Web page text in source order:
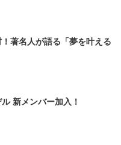
著名人が語る「夢を叶える
新メンバー加入！